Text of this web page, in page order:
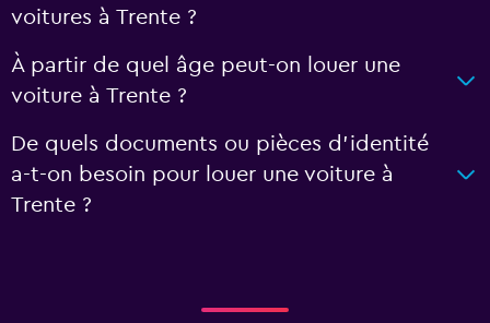
voitures à Trente ?
À partir de quel âge peut-on louer une
voiture à Trente ?
De quels documents ou pièces d'identité
a-t-on besoin pour louer une voiture à
Trente ?